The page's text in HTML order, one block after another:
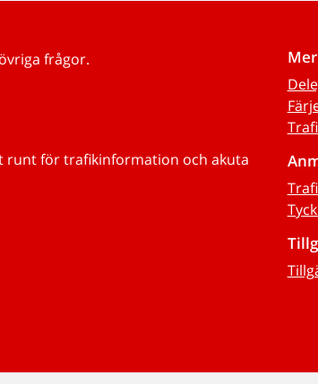
frågor.
runt för trafikinformation och akuta